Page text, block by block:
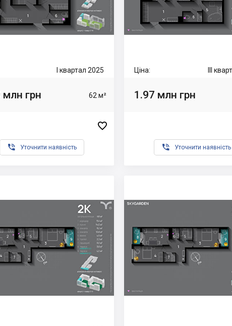
I квартал 2025
млн грн 62 м²

 Уточнити наявність
Ціна: III
1.97 млн грн
 Уточнити наявність